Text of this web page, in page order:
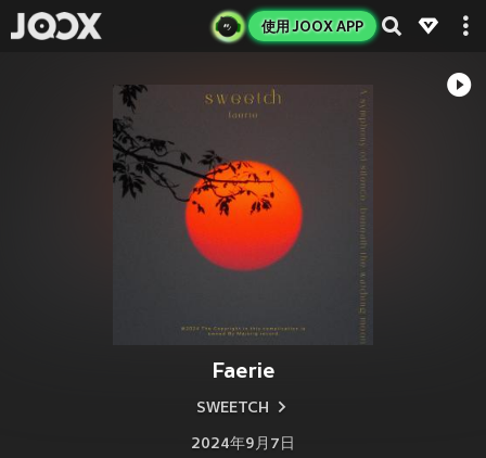
使用 JOOX APP
Faerie
SWEETCH
2024年9月7日